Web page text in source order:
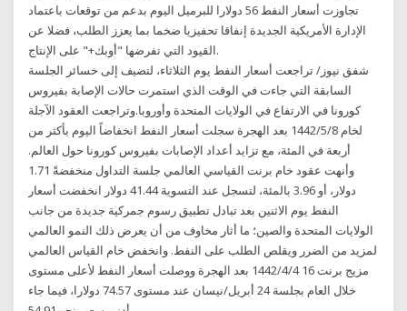
تجاوزت أسعار النفط 56 دولارا للبرميل اليوم بدعم من توقعات باعتماد
الإدارة الأمريكية الجديدة إنفاقا تحفيزيا ضخما بما يعزز الطلب، فضلا عن
القيود التي تفرضها "أوبك+" على الإنتاج.
شفق نيوز/ تراجعت أسعار النفط يوم الثلاثاء، لتضيف إلى خسائر الجلسة
السابقة التي جاءت في الوقت الذي استمرت حالات الإصابة بفيروس
كورونا في الارتفاع في الولايات المتحدة وأوروبا.وتراجعت العقود الآجلة
لخام 8‏‏/5‏‏/1442 بعد الهجرة سجلت أسعار النفط انخفاضاً اليوم بأكثر من
أربعة في المئة، مع تزايد أعداد الإصابات بفيروس كورونا حول العالم.
وأنهت عقود خام برنت القياسي العالمي جلسة التداول منخفضةً 1.71
دولار، أو 3.96 بالمئة، لتسجل عند التسوية 41.44 دولار انخفضت أسعار
النفط يوم الاثنين بعد تبادل تطبيق رسوم جمركية جديدة من جانب
الولايات المتحدة والصين؛ ما أثار مخاوف من أن يعرض ذلك النمو العالمي
لمزيد من الضرر ويقلص الطلب على النفط. وانخفض خام القياس العالمي
مزيج برنت 16 4‏‏/4‏‏/1442 بعد الهجرة ووصلت أسعار النفط لأعلى مستوى
خلال العام بجلسة 24 أبريل/نيسان عند مستوى 74.57 دولارا، فيما جاء